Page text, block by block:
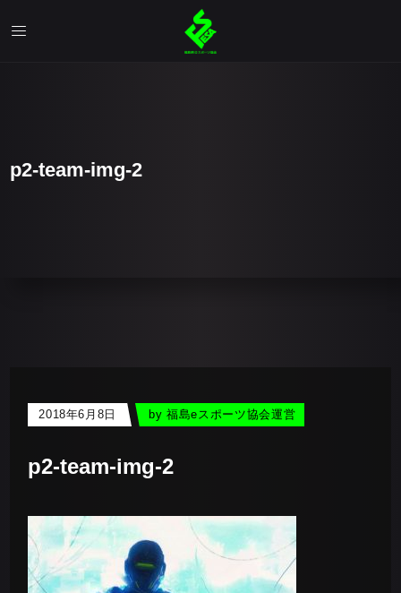
p2-team-img-2
2018年6月8日 by福島eスポーツ協会運営
p2-team-img-2